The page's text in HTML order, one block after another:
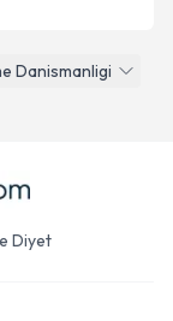
Danismanligi
Diyet